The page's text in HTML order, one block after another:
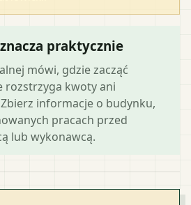
praktycznie
mówi, gdzie zacząć
rozstrzyga kwoty ani
informacje o budynku,
pracach przed
lub wykonawcą.